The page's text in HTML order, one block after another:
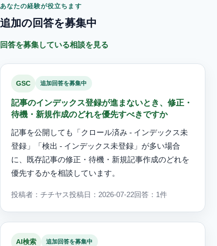
あなたの経験が役立ちます
追加の回答を募集中
回答を募集している相談を見る
GSC 追加回答を募集中
記事のインデックス登録が進まないとき、修正・
待機・新規作成のどれを優先すべきですか
記事を公開しても「クロール済み - インデックス未
登録」「検出 - インデックス未登録」が多い場合
に、既存記事の修正・待機・新規記事作成のどれを
優先するかを相談しています。
投稿者：チチヤス投稿日：2026-07-22回答：1件
AI検索 追加回答を募集中